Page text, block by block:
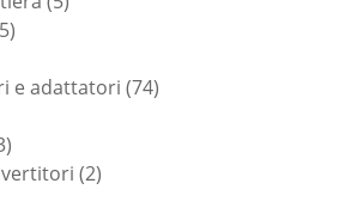
55
e adattatori 7474
3
prodotti22